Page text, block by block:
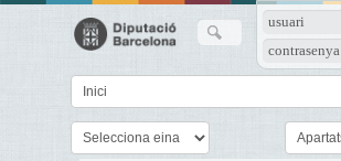
usuari
contrasenya